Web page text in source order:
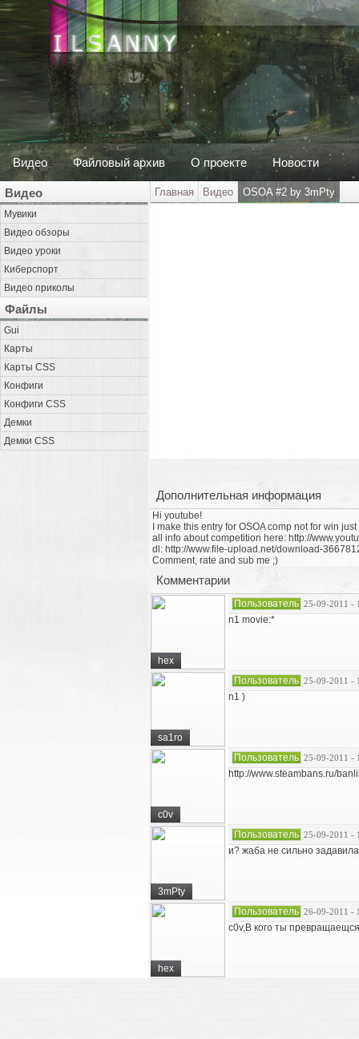
Видео Файловый архив О проекте Новости
Видео
Мувики
Видео обзоры
Видео уроки
Киберспорт
Видео приколы
Файлы
Gui
Карты
Карты CSS
Конфиги
Конфиги CSS
Демки
Демки CSS
Главная Видео OSOA #2 by 3mPty
Дополнительная информация
Hi youtube!
I make this entry for OSOA comp not for win
all info about competition here: http://
dl: http://www.file-upload.net/download-
Comment, rate and sub me ;)
Комментарии
hex
Пользователь 25-09-2011 -
n1 movie:*
sa1ro
Пользователь 25-09-2011 -
n1 )
c0v
Пользователь 25-09-2011 -
http://www.steambans.ru/
3mPty
Пользователь 25-09-2011 -
и? жаба не сильно
hex
Пользователь 26-09-2011 -
c0v,В кого ты